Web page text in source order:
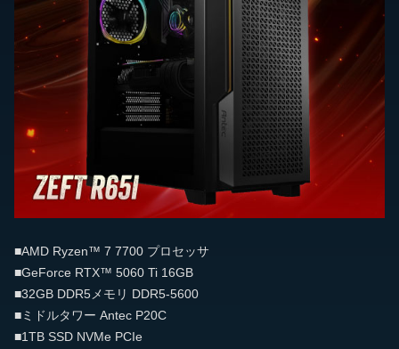
■AMD Ryzen™ 7 7700 プロセッサ
■GeForce RTX™ 5060 Ti 16GB
■32GB DDR5メモリ DDR5-5600
■ミドルタワー Antec P20C
■1TB SSD NVMe PCIe